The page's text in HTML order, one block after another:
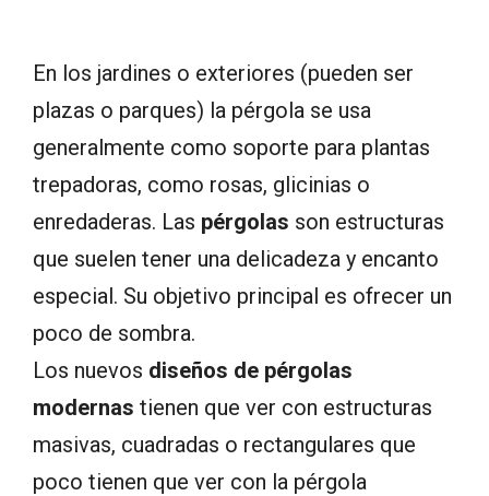
En los jardines o exteriores (pueden ser
plazas o parques) la pérgola se usa
generalmente como soporte para plantas
trepadoras, como rosas, glicinias o
enredaderas. Las pérgolas son estructuras
que suelen tener una delicadeza y encanto
especial. Su objetivo principal es ofrecer un
poco de sombra.
Los nuevos diseños de pérgolas
modernas tienen que ver con estructuras
masivas, cuadradas o rectangulares que
poco tienen que ver con la pérgola